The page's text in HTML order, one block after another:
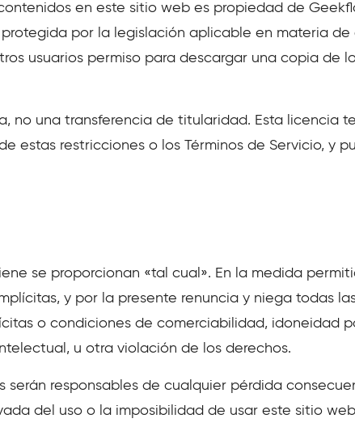
en este sitio web es propiedad de
por la legislación aplicable en materia de
usuarios permiso para descargar una copia de
no una transferencia de titularidad. Esta licencia
estas restricciones o los Términos de Servicio, y
se proporcionan «tal cual». En la medida
y por la presente renuncia y niega todas
o condiciones de comerciabilidad, idoneidad
u otra violación de los derechos.
serán responsables de cualquier pérdida
del uso o la imposibilidad de usar este sitio